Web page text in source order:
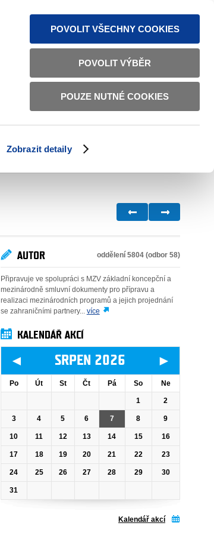
Zobrazit detaily
POVOLIT VŠECHNY COOKIES
POVOLIT VÝBĚR
POUZE NUTNÉ COOKIES
TEXTOVÁ VERZE ČESKY ENGLISH
BILATERÁLNÍ SPOLUPRÁCE
AUTOR oddělení 5804 (odbor 58)
Připravuje ve spolupráci s MZV základní koncepční a
mezinárodně smluvní dokumenty pro přípravu a
realizaci mezinárodních programů a jejich projednání
se zahraničními partnery... více
KALENDÁŘ AKCÍ
◄ SRPEN 2026 ►
Po Út St Čt Pá So Ne
1 2
3 4 5 6 7 8 9
10 11 12 13 14 15 16
17 18 19 20 21 22 23
24 25 26 27 28 29 30
31
Kalendář akcí